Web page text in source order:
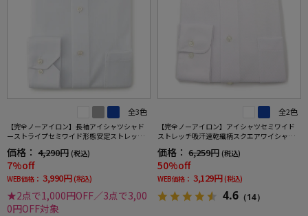
全3色
【完全ノーアイロン】長袖アイシャツシャド
ーストライプセミワイド形態安定ストレッチ
吸汗速乾ワイシャツ通年
価格： 4,290円 (税込)
7%off
WEB価格： 3,990円 (税込)
★2点で1,000円OFF／3点で3,00
0円OFF対象
全2色
【完全ノーアイロン】アイシャツセミワイド
ストレッチ吸汗速乾織柄スクエアワイシャツi-
shirt通年
価格： 6,259円 (税込)
50%off
WEB価格： 3,129円 (税込)
4.6 （14）